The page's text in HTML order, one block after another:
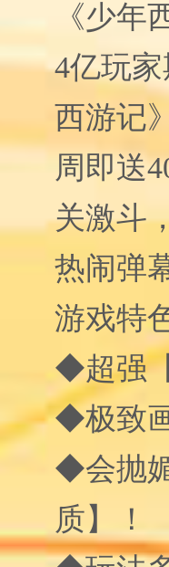
《少年
4亿玩
西游记
周即送
关激斗
热闹弹
游戏特
◆超强
◆极致
◆会抛
质】！